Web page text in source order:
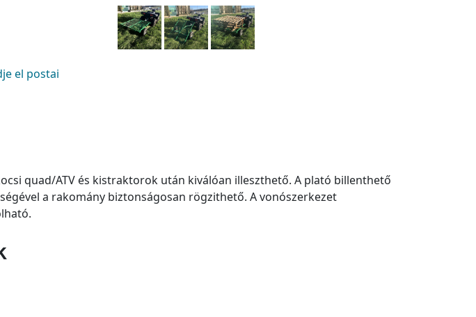
el postai
quad/ATV és kistraktorok után kiválóan illeszthető. A plató billenthető
a rakomány biztonságosan rögzithető. A vonószerkezet